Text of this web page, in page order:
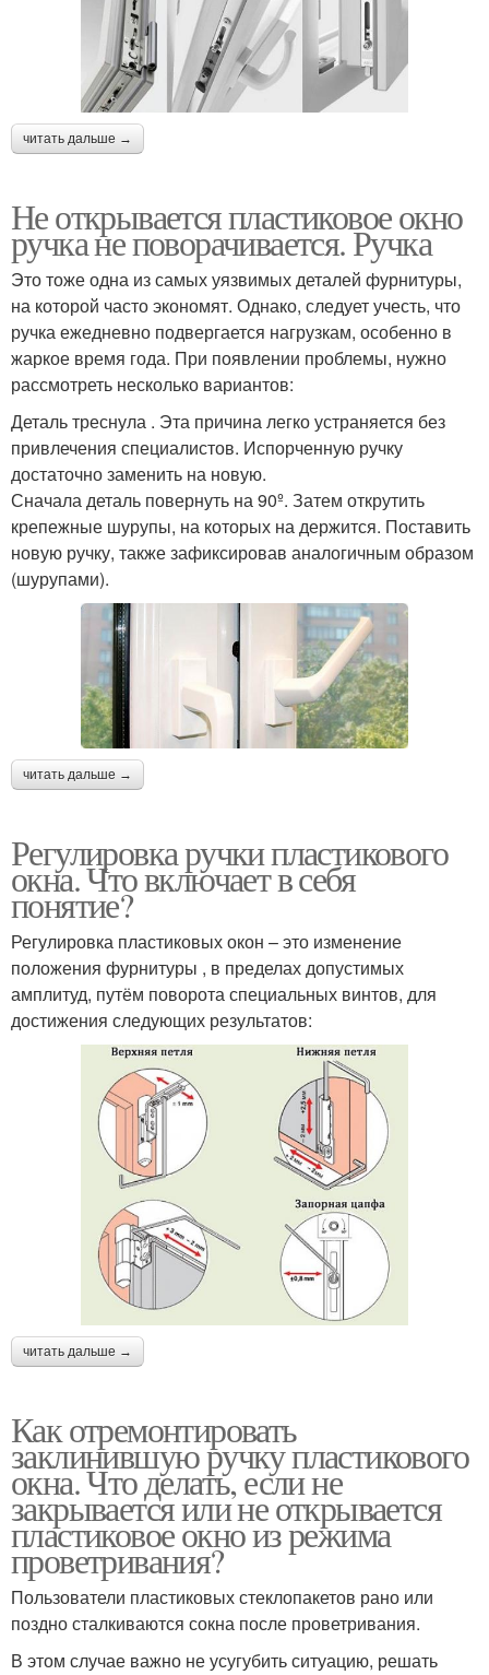
читать дальше →
Не открывается пластиковое окно
ручка не поворачивается. Ручка
Это тоже одна из самых уязвимых деталей фурнитуры,
на которой часто экономят. Однако, следует учесть, что
ручка ежедневно подвергается нагрузкам, особенно в
жаркое время года. При появлении проблемы, нужно
рассмотреть несколько вариантов:
Деталь треснула . Эта причина легко устраняется без
привлечения специалистов. Испорченную ручку
достаточно заменить на новую.
Сначала деталь повернуть на 90º. Затем открутить
крепежные шурупы, на которых на держится. Поставить
новую ручку, также зафиксировав аналогичным образом
(шурупами).
читать дальше →
Регулировка ручки пластикового
окна. Что включает в себя
понятие?
Регулировка пластиковых окон – это изменение
положения фурнитуры , в пределах допустимых
амплитуд, путём поворота специальных винтов, для
достижения следующих результатов:
читать дальше →
Как отремонтировать
заклинившую ручку пластикового
окна. Что делать, если не
закрывается или не открывается
пластиковое окно из режима
проветривания?
Пользователи пластиковых стеклопакетов рано или
поздно сталкиваются сокна после проветривания.
В этом случае важно не усугубить ситуацию, решать